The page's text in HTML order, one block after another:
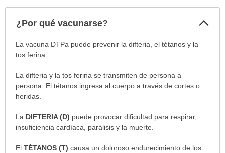
¿Por qué vacunarse?
¿Por
qué
sido
extendido.
La vacuna DTPa puede prevenir la difteria, el tétanos y la
tos ferina.
La difteria y la tos ferina se transmiten de persona a
persona. El tétanos ingresa al cuerpo a través de cortes o
heridas.
La DIFTERIA (D) puede provocar dificultad para respirar,
insuficiencia cardíaca, parálisis y la muerte.
El TÉTANOS (T) causa un doloroso endurecimiento de los